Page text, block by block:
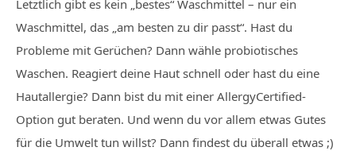
Letztlich gibt es kein „bestes“ Waschmittel – nur ein
Waschmittel, das „am besten zu dir passt“. Hast du
Probleme mit Gerüchen? Dann wähle probiotisches
Waschen. Reagiert deine Haut schnell oder hast du eine
Hautallergie? Dann bist du mit einer AllergyCertified-
Option gut beraten. Und wenn du vor allem etwas Gutes
für die Umwelt tun willst? Dann findest du überall etwas ;)